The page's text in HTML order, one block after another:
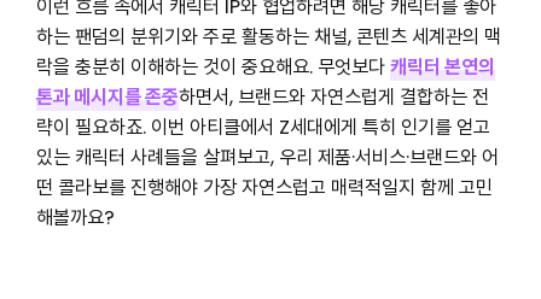
이런 흐름 속에서 캐릭터 IP와 협업하려면 해당 캐릭터를 좋아
하는 팬덤의 분위기와 주로 활동하는 채널, 콘텐츠 세계관의 맥
락을 충분히 이해하는 것이 중요해요. 무엇보다캐릭터 본연의
톤과 메시지를 존중하면서, 브랜드와 자연스럽게 결합하는 전
략이 필요하죠. 이번 아티클에서 Z세대에게 특히 인기를 얻고
있는 캐릭터 사례들을 살펴보고, 우리 제품·서비스·브랜드와 어
떤 콜라보를 진행해야 가장 자연스럽고 매력적일지 함께 고민
해볼까요?